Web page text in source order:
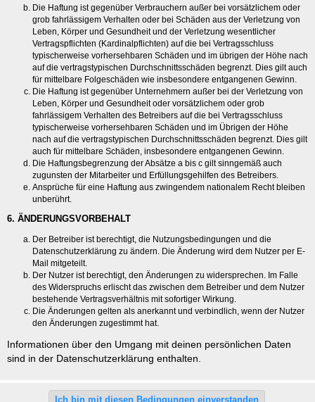
Die Haftung ist gegenüber Verbrauchern außer bei vorsätzlichem oder
grob fahrlässigem Verhalten oder bei Schäden aus der Verletzung von
Leben, Körper und Gesundheit und der Verletzung wesentlicher
Vertragspflichten (Kardinalpflichten) auf die bei Vertragsschluss
typischerweise vorhersehbaren Schäden und im übrigen der Höhe nach
auf die vertragstypischen Durchschnittsschäden begrenzt. Dies gilt auch
für mittelbare Folgeschäden wie insbesondere entgangenen Gewinn.
Die Haftung ist gegenüber Unternehmern außer bei der Verletzung von
Leben, Körper und Gesundheit oder vorsätzlichem oder grob
fahrlässigem Verhalten des Betreibers auf die bei Vertragsschluss
typischerweise vorhersehbaren Schäden und im Übrigen der Höhe
nach auf die vertragstypischen Durchschnittsschäden begrenzt. Dies gilt
auch für mittelbare Schäden, insbesondere entgangenen Gewinn.
Die Haftungsbegrenzung der Absätze a bis c gilt sinngemäß auch
zugunsten der Mitarbeiter und Erfüllungsgehilfen des Betreibers.
Ansprüche für eine Haftung aus zwingendem nationalem Recht bleiben
unberührt.
6. ÄNDERUNGSVORBEHALT
Der Betreiber ist berechtigt, die Nutzungsbedingungen und die
Datenschutzerklärung zu ändern. Die Änderung wird dem Nutzer per E-
Mail mitgeteilt.
Der Nutzer ist berechtigt, den Änderungen zu widersprechen. Im Falle
des Widerspruchs erlischt das zwischen dem Betreiber und dem Nutzer
bestehende Vertragsverhältnis mit sofortiger Wirkung.
Die Änderungen gelten als anerkannt und verbindlich, wenn der Nutzer
den Änderungen zugestimmt hat.
Informationen über den Umgang mit deinen persönlichen Daten
sind in der Datenschutzerklärung enthalten.